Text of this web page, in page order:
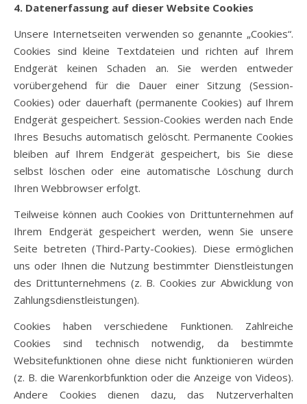
4. Datenerfassung auf dieser Website Cookies
Unsere Internetseiten verwenden so genannte „Cookies“.
Cookies sind kleine Textdateien und richten auf Ihrem
Endgerät keinen Schaden an. Sie werden entweder
vorübergehend für die Dauer einer Sitzung (Session-
Cookies) oder dauerhaft (permanente Cookies) auf Ihrem
Endgerät gespeichert. Session-Cookies werden nach Ende
Ihres Besuchs automatisch gelöscht. Permanente Cookies
bleiben auf Ihrem Endgerät gespeichert, bis Sie diese
selbst löschen oder eine automatische Löschung durch
Ihren Webbrowser erfolgt.
Teilweise können auch Cookies von Drittunternehmen auf
Ihrem Endgerät gespeichert werden, wenn Sie unsere
Seite betreten (Third-Party-Cookies). Diese ermöglichen
uns oder Ihnen die Nutzung bestimmter Dienstleistungen
des Drittunternehmens (z. B. Cookies zur Abwicklung von
Zahlungsdienstleistungen).
Cookies haben verschiedene Funktionen. Zahlreiche
Cookies sind technisch notwendig, da bestimmte
Websitefunktionen ohne diese nicht funktionieren würden
(z. B. die Warenkorbfunktion oder die Anzeige von Videos).
Andere Cookies dienen dazu, das Nutzerverhalten